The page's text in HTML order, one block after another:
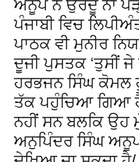
ਅਨੂਪ ਨੇ ਉਰਦੂ ਨਾ
ਪੰਜਾਬੀ ਵਿਚ
ਪਾਠਕ ਵੀ ਮੁਨੀਰ
ਦੂਜੀ ਪੁਸਤਕ ‘ਤੁਸੀਂ
ਹਰਭਜਨ ਸਿੰਘ ਕੋਮਲ
ਤੱਕ ਪਹੁੰਚਿਆ ਗਿਆ
ਨਹੀਂ ਸਨ ਬਲਕਿ ਉਹ
ਅਨੁਪਿੰਦਰ ਸਿੰਘ